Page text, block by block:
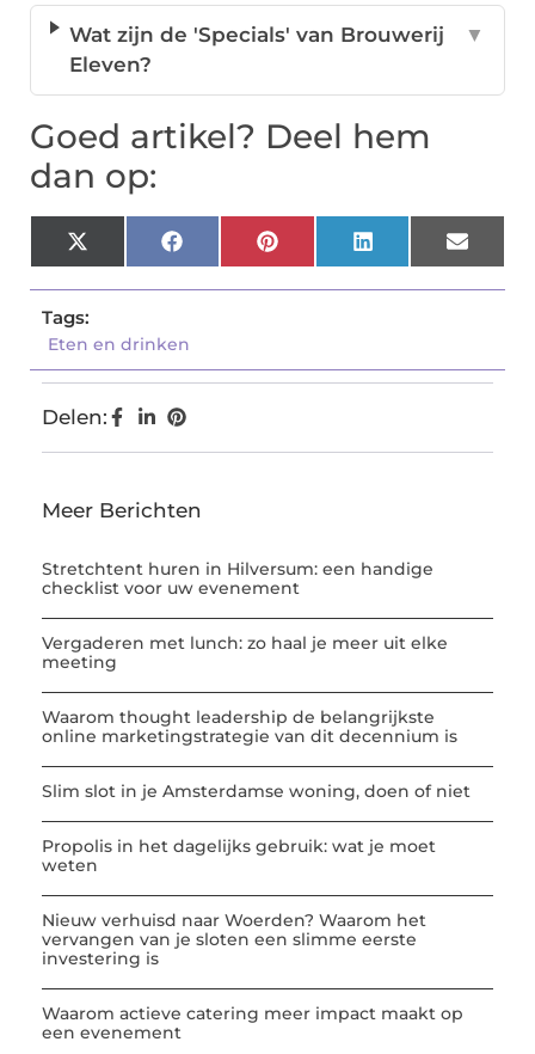
Wat zijn de 'Specials' van Brouwerij
Eleven?
▼
Goed artikel? Deel hem
dan op:
X
(Twitter)
FacebookPinterestLinkedInEmail
Tags:
Eten en drinken
Delen:
Meer Berichten
Stretchtent huren in Hilversum: een handige
checklist voor uw evenement
Vergaderen met lunch: zo haal je meer uit elke
meeting
Waarom thought leadership de belangrijkste
online marketingstrategie van dit decennium is
Slim slot in je Amsterdamse woning, doen of niet
Propolis in het dagelijks gebruik: wat je moet
weten
Nieuw verhuisd naar Woerden? Waarom het
vervangen van je sloten een slimme eerste
investering is
Waarom actieve catering meer impact maakt op
een evenement